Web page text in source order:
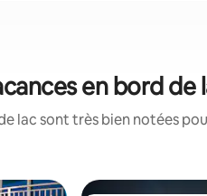
en bord
lac sont très bien notées